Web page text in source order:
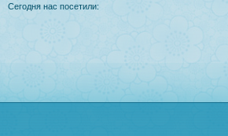
Сегодня нас посетили: